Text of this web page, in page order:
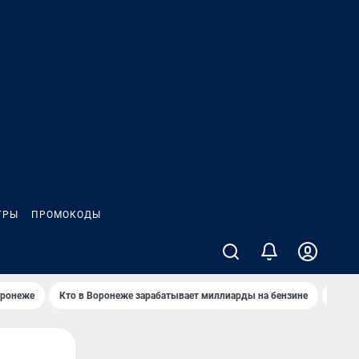
ПРОМОКОДЫ
Кто в Воронеже зарабатывает миллиарды на бензине